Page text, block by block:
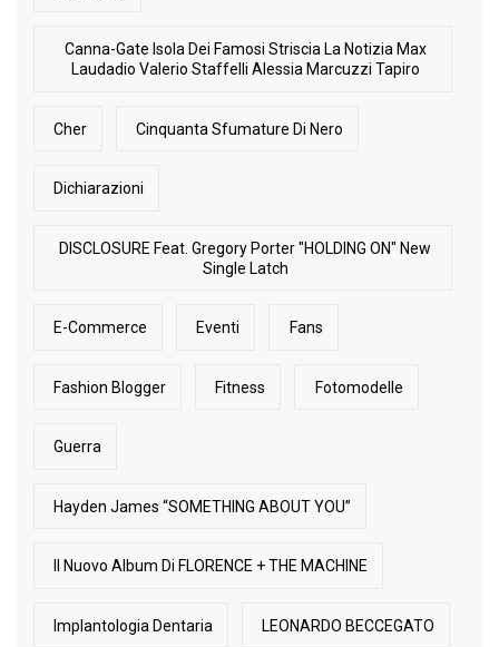
Canna-Gate Isola Dei Famosi Striscia La Notizia Max
Laudadio Valerio Staffelli Alessia Marcuzzi Tapiro
Cher Cinquanta Sfumature Di Nero
Dichiarazioni
DISCLOSURE Feat. Gregory Porter "HOLDING ON" New
Single Latch
E-Commerce Eventi Fans
Fashion Blogger Fitness Fotomodelle
Guerra
Hayden James “SOMETHING ABOUT YOU”
Il Nuovo Album Di FLORENCE + THE MACHINE
Implantologia Dentaria LEONARDO BECCEGATO